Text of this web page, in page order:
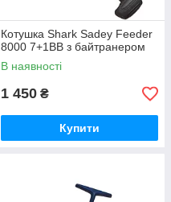
Котушка Shark Sadey Feeder
8000 7+1BB з байтранером
В наявності
1 450 ₴
Купити